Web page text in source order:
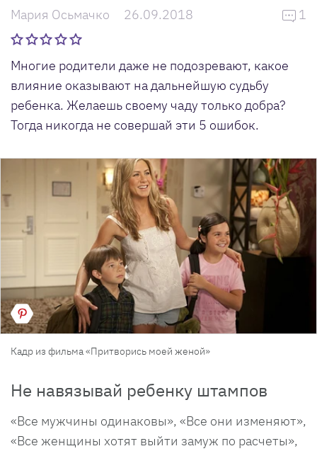
Мария Осьмачко 26.09.2018 1
Многие родители даже не подозревают, какое
влияние оказывают на дальнейшую судьбу
ребенка. Желаешь своему чаду только добра?
Тогда никогда не совершай эти 5 ошибок.
Кадр из фильма «Притворись моей женой»
Не навязывай ребенку штампов
«Все мужчины одинаковы», «Все они изменяют»,
«Все женщины хотят выйти замуж по расчеты»,